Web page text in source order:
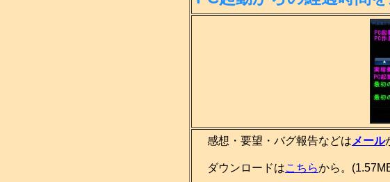
感想・要望・バグ報告などは メール
ダウンロードはこちらから。